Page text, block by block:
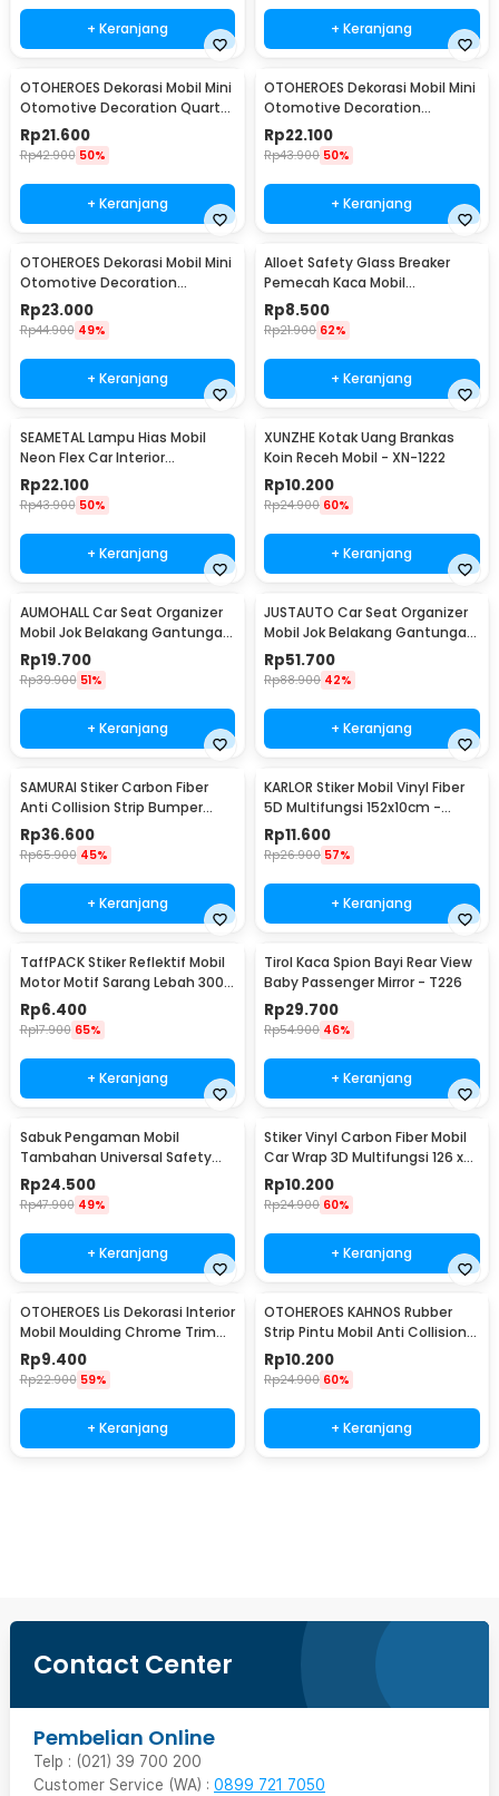
+ Keranjang + Keranjang
OTOHEROES Dekorasi Mobil Mini
Otomotive Decoration Quartz
Clock - Q194
Rp21.600
Rp42.900 50%
+ Keranjang
OTOHEROES Dekorasi Mobil Mini
Otomotive Decoration
Hygrometer - Q194
Rp22.100
Rp43.900 50%
+ Keranjang
OTOHEROES Dekorasi Mobil Mini
Otomotive Decoration
Thermometer - Q194
Rp23.000
Rp44.900 49%
+ Keranjang
Alloet Safety Glass Breaker
Pemecah Kaca Mobil
Multifungsi - OD-0173
Rp8.500
Rp21.900 62%
+ Keranjang
SEAMETAL Lampu Hias Mobil
Neon Flex Car Interior
Cigarette Plug 12V 3M - TB307
Rp22.100
Rp43.900 50%
+ Keranjang
XUNZHE Kotak Uang Brankas
Koin Receh Mobil - XN-1222
Rp10.200
Rp24.900 60%
+ Keranjang
AUMOHALL Car Seat Organizer
Mobil Jok Belakang Gantungan
Barang Tisu - 0706
Rp19.700
Rp39.900 51%
+ Keranjang
JUSTAUTO Car Seat Organizer
Mobil Jok Belakang Gantungan
Barang Tisu - Z-354
Rp51.700
Rp88.900 42%
+ Keranjang
SAMURAI Stiker Carbon Fiber
Anti Collision Strip Bumper
Mobil 2.5M - TY354
Rp36.600
Rp65.900 45%
+ Keranjang
KARLOR Stiker Mobil Vinyl Fiber
5D Multifungsi 152x10cm -
TAA749
Rp11.600
Rp26.900 57%
+ Keranjang
TaffPACK Stiker Reflektif Mobil
Motor Motif Sarang Lebah 300 x
5 CM - ZA5800
Rp6.400
Rp17.900 65%
+ Keranjang
Tirol Kaca Spion Bayi Rear View
Baby Passenger Mirror - T226
Rp29.700
Rp54.900 46%
+ Keranjang
Sabuk Pengaman Mobil
Tambahan Universal Safety
Belt Extender - 2104
Rp24.500
Rp47.900 49%
+ Keranjang
Stiker Vinyl Carbon Fiber Mobil
Car Wrap 3D Multifungsi 126 x
30 cm
Rp10.200
Rp24.900 60%
+ Keranjang
OTOHEROES Lis Dekorasi Interior
Mobil Moulding Chrome Trim
Strip 4M - C3578
Rp9.400
Rp22.900 59%
+ Keranjang
OTOHEROES KAHNOS Rubber
Strip Pintu Mobil Anti Collision
Protection Panjang 5M -
QW556
Rp10.200
Rp24.900 60%
+ Keranjang
Contact Center
Pembelian Online
Telp : (021) 39 700 200
Customer Service (WA) : 0899 721 7050